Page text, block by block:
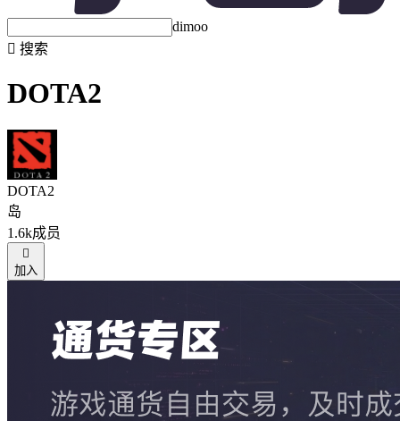
dimoo
 搜索
DOTA2
DOTA2
岛
1.6k成员

加入